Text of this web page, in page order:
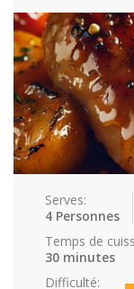
Conseils et
Nous contacter
Connexion /
Serves:
4 Personnes
Temps de
30 minutes
Difficulté: